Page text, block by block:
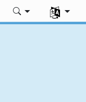
Selecione